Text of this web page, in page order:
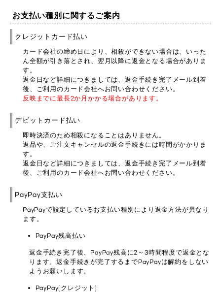
お支払い種別に関するご案内
クレジットカード払い
カード会社の締め日により、相殺ができない場合は、いった
ん全額が引き落とされ、翌月以降に返金となる場合がありま
す。
返金日など詳細につきましては、返金手続き完了メール到着
後、ご利用のカード会社へお問い合わせください。
反映までに最長2か月かかる場合があります。
デビットカード払い
即時決済のため相殺になることはありません。
返品や、ご注文キャンセルの返金手続きには時間がかかりま
す。
返金日など詳細につきましては、返金手続き完了メール到着
後、ご利用のカード会社へお問い合わせください。
PayPay支払い
PayPayで設定しているお支払い種別により返金方法が異なり
ます。
PayPay残高払い
返金手続き完了後、PayPay残高に2～3時間程度で返金とな
ります。返金手続きが完了するまでPayPayは解約をしない
ようお願いします。
PayPay(クレジット)